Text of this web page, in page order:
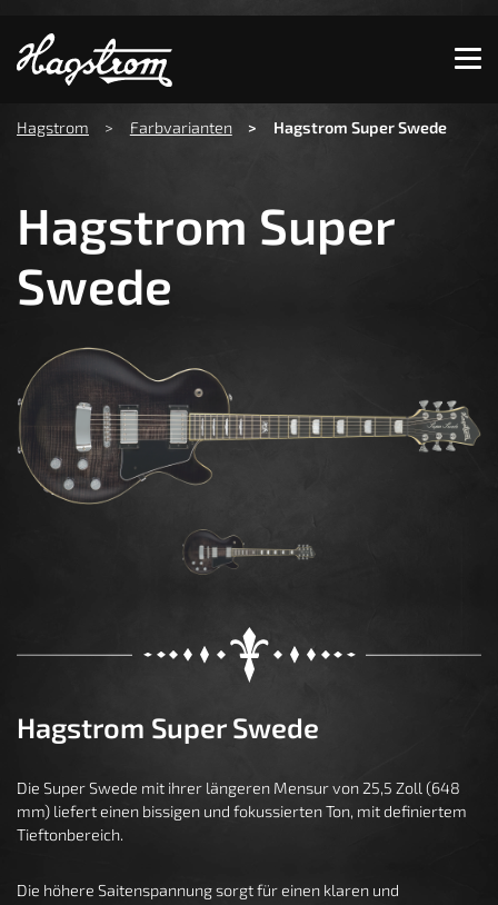
Zeige besser passende Version dieser Seite
Diese Meldung nicht mehr anzeigen
Hagstrom Farbvarianten Hagstrom Super Swede
Hagstrom Super
Swede
Hagstrom Super Swede
Die Super Swede mit ihrer längeren Mensur von 25,5 Zoll (648
mm) liefert einen bissigen und fokussierten Ton, mit definiertem
Tieftonbereich.
Die höhere Saitenspannung sorgt für einen klaren und